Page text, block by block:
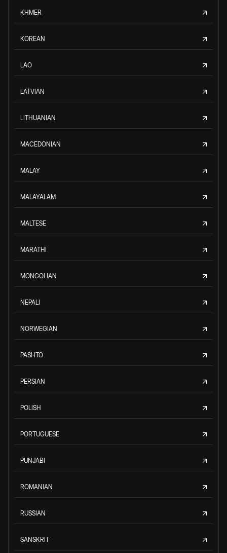
KHMER
KOREAN
LAO
LATVIAN
LITHUANIAN
MACEDONIAN
MALAY
MALAYALAM
MALTESE
MARATHI
MONGOLIAN
NEPALI
NORWEGIAN
PASHTO
PERSIAN
POLISH
PORTUGUESE
PUNJABI
ROMANIAN
RUSSIAN
SANSKRIT